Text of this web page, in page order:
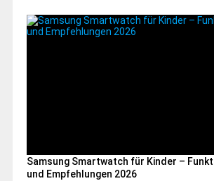
Samsung Smartwatch für Kinder –
und Empfehlungen 2026